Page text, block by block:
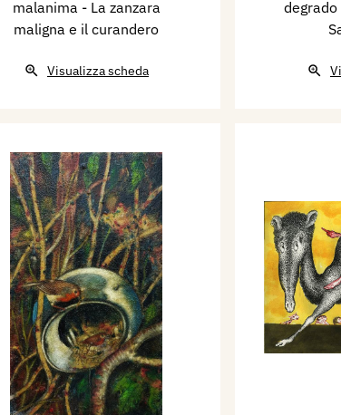
malanima - La zanzara
maligna e il curandero
Visualizza scheda